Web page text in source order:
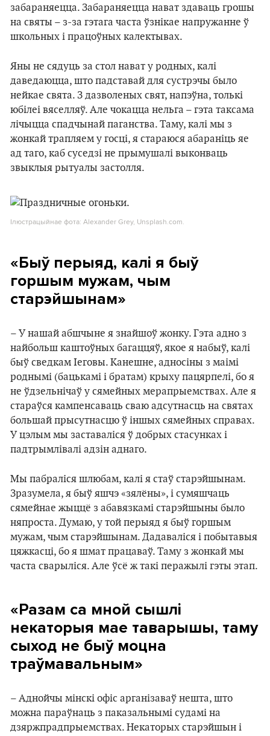
забараняецца. Забараняецца нават здаваць грошы
на святы – з-за гэтага часта ўзнікае напружанне ў
школьных і працоўных калектывах.
Яны не сядуць за стол нават у родных, калі
даведаюцца, што падставай для сустрэчы было
нейкае свята. З дазволеных свят, напэўна, толькі
юбілеі вяселляў. Але чокацца нельга – гэта таксама
лічыцца спадчынай паганства. Таму, калі мы з
жонкай трапляем у госці, я стараюся абараніць яе
ад таго, каб суседзі не прымушалі выконваць
звыклыя рытуалы застолля.
Ілюстрацыйнае фота: Alexander Grey, Unsplash.com.
«Быў перыяд, калі я быў
горшым мужам, чым
старэйшынам»
– У нашай абшчыне я знайшоў жонку. Гэта адно з
найбольш каштоўных багаццяў, якое я набыў, калі
быў сведкам Іеговы. Канешне, адносіны з маімі
роднымі (бацькамі і братам) крыху пацярпелі, бо я
не ўдзельнічаў у сямейных мерапрыемствах. Але я
стараўся кампенсаваць сваю адсутнасць на святах
большай прысутнасцю ў іншых сямейных справах.
У цэлым мы заставаліся ў добрых стасунках і
падтрымлівалі адзін аднаго.
Мы пабраліся шлюбам, калі я стаў старэйшынам.
Зразумела, я быў яшчэ «зялёны», і сумяшчаць
сямейнае жыццё з абавязкамі старэйшыны было
няпроста. Думаю, у той перыяд я быў горшым
мужам, чым старэйшынам. Дадаваліся і побытавыя
цяжкасці, бо я шмат працаваў. Таму з жонкай мы
часта сварыліся. Але ўсё ж такі перажылі гэты этап.
«Разам са мной сышлі
некаторыя мае таварышы, таму
сыход не быў моцна
траўмавальным»
– Аднойчы мінскі офіс арганізаваў нешта, што
можна параўнаць з паказальнымі судамі на
дзяржпрадпрыемствах. Некаторых старэйшын і